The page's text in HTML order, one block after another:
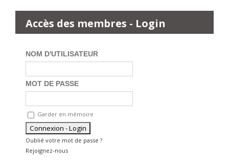
Accès des membres - Login
NOM D'UTILISATEUR
MOT DE PASSE
Garder en mémoire
Oublié votre mot de passe ?
Rejoignez-nous